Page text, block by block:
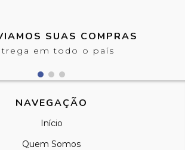
SUAS COMPRAS
em todo o país
NAVEGAÇÃO
Início
Quem Somos